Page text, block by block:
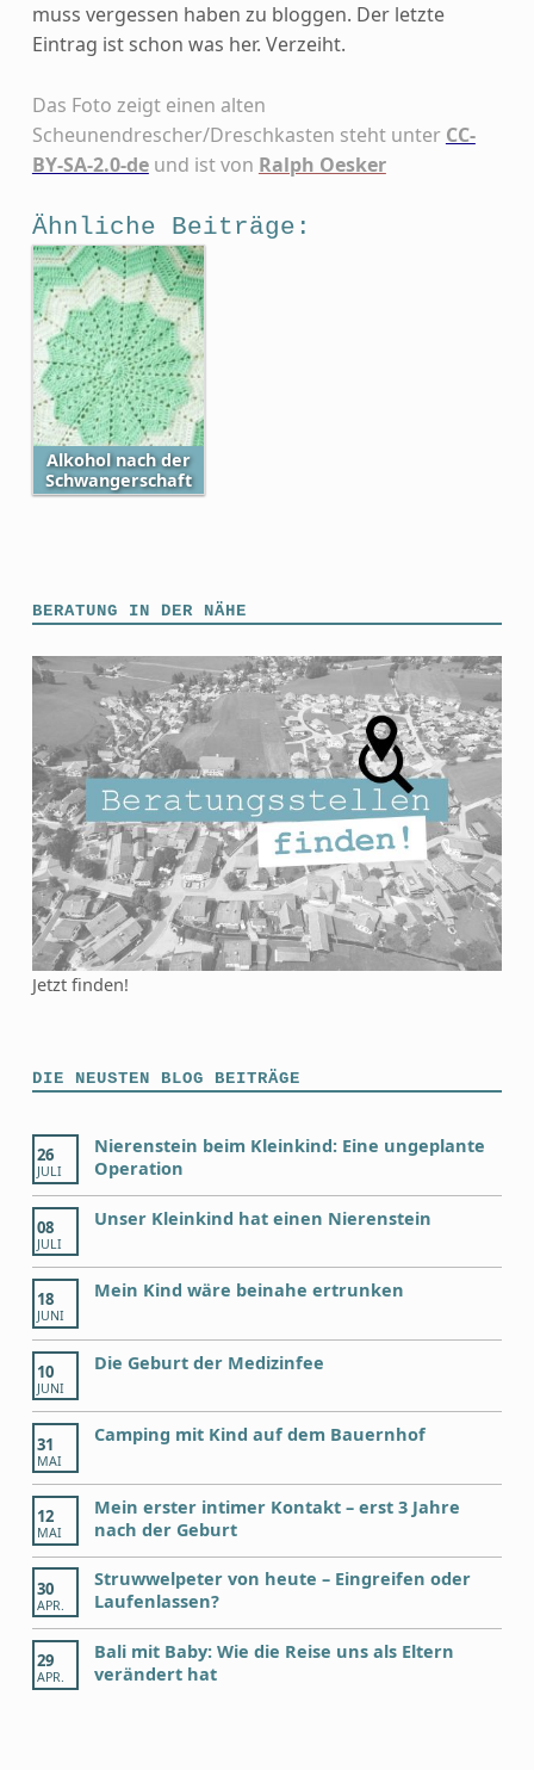
muss vergessen haben zu bloggen. Der letzte
Eintrag ist schon was her. Verzeiht.
Das Foto zeigt einen alten
Scheunendrescher/Dreschkasten steht unter CC-
BY-SA-2.0-deund ist von Ralph Oesker
Ähnliche Beiträge:
Alkohol nach der
Schwangerschaft
BERATUNG IN DER NÄHE
Jetzt finden!
DIE NEUSTEN BLOG BEITRÄGE
26
JULI
Nierenstein beim Kleinkind: Eine ungeplante
Operation
08
JULI
Unser Kleinkind hat einen Nierenstein
18
JUNI
Mein Kind wäre beinahe ertrunken
10
JUNI
Die Geburt der Medizinfee
31
MAI
Camping mit Kind auf dem Bauernhof
12
MAI
Mein erster intimer Kontakt – erst 3 Jahre
nach der Geburt
30
APR.
Struwwelpeter von heute – Eingreifen oder
Laufenlassen?
29
APR.
Bali mit Baby: Wie die Reise uns als Eltern
verändert hat